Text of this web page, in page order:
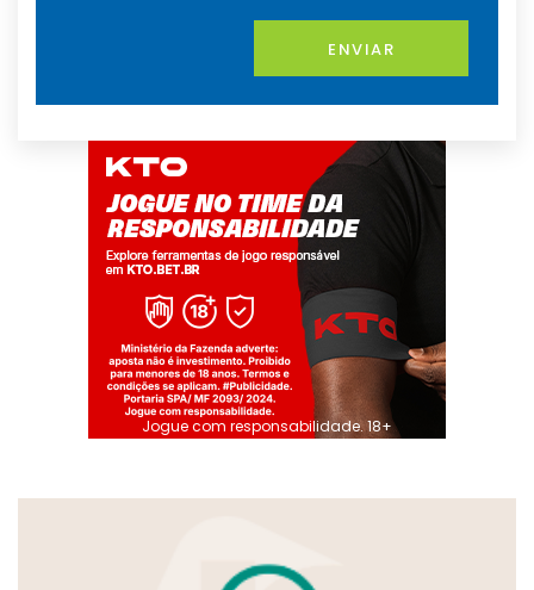
ENVIAR
Jogue com responsabilidade. 18+